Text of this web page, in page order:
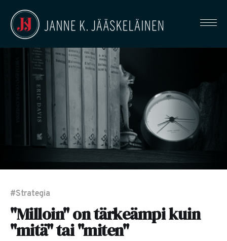
#Strategia
"Milloin" on tärkeämpi kuin
"mitä" tai "miten"